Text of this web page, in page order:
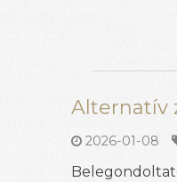
Alternatív
2026-01-08